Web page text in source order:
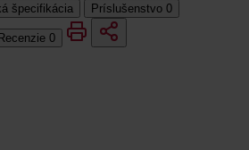
špecifikácia Príslušenstvo 0
Recenzie 0